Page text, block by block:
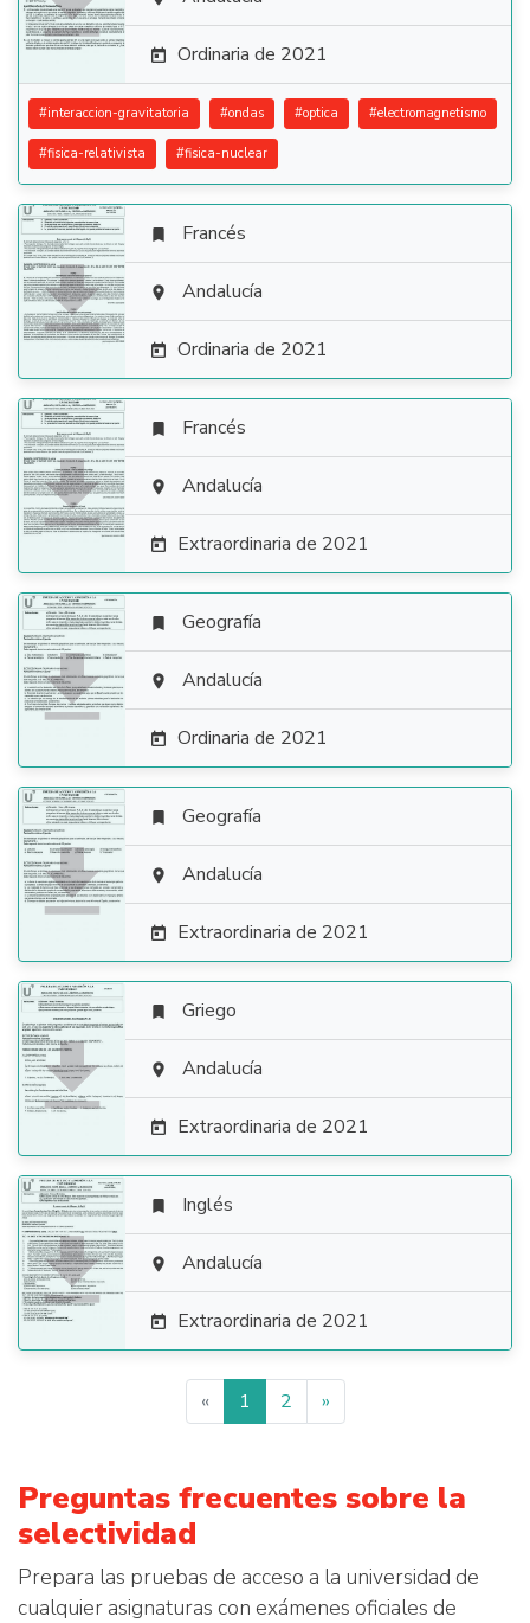
 Ordinaria de 2021
#interaccion-gravitatoria #ondas #optica #electromagnetismo
#fisica-relativista #fisica-nuclear

 Francés
 Andalucía
 Ordinaria de 2021

 Francés
 Andalucía
 Extraordinaria de 2021

 Geografía
 Andalucía
 Ordinaria de 2021

 Geografía
 Andalucía
 Extraordinaria de 2021

 Griego
 Andalucía
 Extraordinaria de 2021

 Inglés
 Andalucía
 Extraordinaria de 2021
« 1 2 »
Preguntas frecuentes sobre la
selectividad
Prepara las pruebas de acceso a la universidad de
cualquier asignaturas con exámenes oficiales de